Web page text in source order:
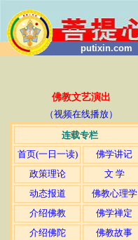
putixin.com
连载专栏
首页(一日一读)
佛学讲记
政策理论
文 学
动态报道
佛教心理学
介绍佛教
佛学禅定
介绍佛陀
佛教故事
佛教文艺演出
（视频在线播放）